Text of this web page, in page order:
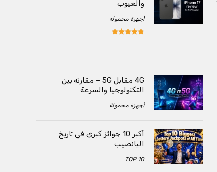
والعيوب
أجهزة محمولة
4G مقابل 5G – مقارنة بين
التكنولوجيا والسرعة
أجهزة محمولة
أكبر 10 جوائز كبرى في تاريخ
اليانصيب
TOP 10